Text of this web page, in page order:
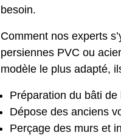
besoin.
Comment nos experts
persiennes PVC ou
modèle le plus adapté,
Préparation du bâti de
Dépose des anciens
Perçage des murs et